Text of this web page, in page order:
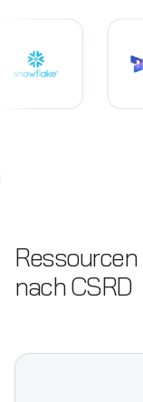
nach CSRD